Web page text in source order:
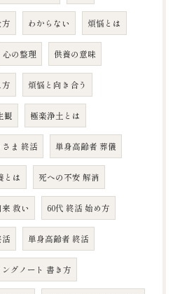
わからない 煩悩とは
心の整理 供養の意味
煩悩と向き合う
観 極楽浄土とは
ま 終活 単身高齢者 葬儀
とは 死への不安 解消
救い 60代 終活 始め方
活 単身高齢者 終活
グノート 書き方